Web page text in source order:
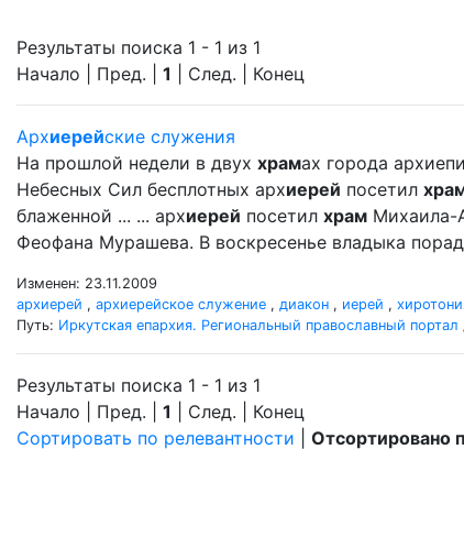
Результаты поиска 1 - 1 из 1
Начало | Пред. | 1 | След. | Конец
Архиерейские служения
На прошлой недели в двух храмах города
Небесных Сил бесплотных архиерей посетил
блаженной ... ... архиерей посетил храм Михаила-
Феофана Мурашева. В воскресенье владыка
Изменен: 23.11.2009
архиерей , архиерейское служение , диакон , иерей ,
Путь: Иркутская епархия. Региональный православный портал
Результаты поиска 1 - 1 из 1
Начало | Пред. | 1 | След. | Конец
Сортировать по релевантности
Отсортировано